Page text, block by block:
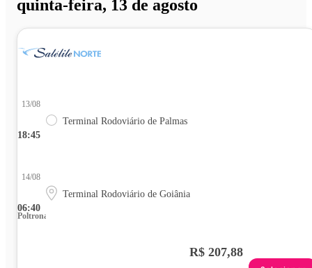
quinta-feira, 13 de agosto
18:45
13/08
Terminal Rodoviário de Palmas
06:40
14/08
Terminal Rodoviário de Goiânia
Poltrona
R$ 207,88